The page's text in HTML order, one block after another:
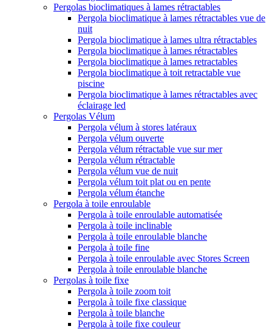
Pergolas bioclimatiques à lames rétractables
Pergola bioclimatique à lames rétractables vue de
nuit
Pergola bioclimatique à lames ultra rétractables
Pergola bioclimatique à lames rétractables
Pergola bioclimatique à lames retractables
Pergola bioclimatique à toit retractable vue
piscine
Pergola bioclimatique à lames rétractables avec
éclairage led
Pergolas Vélum
Pergola vélum à stores latéraux
Pergola vélum ouverte
Pergola vélum rétractable vue sur mer
Pergola vélum rétractable
Pergola vélum vue de nuit
Pergola vélum toit plat ou en pente
Pergola vélum étanche
Pergola à toile enroulable
Pergola à toile enroulable automatisée
Pergola à toile inclinable
Pergola à toile enroulable blanche
Pergola à toile fine
Pergola à toile enroulable avec Stores Screen
Pergola à toile enroulable blanche
Pergolas à toile fixe
Pergola à toile zoom toit
Pergola à toile fixe classique
Pergola à toile blanche
Pergola à toile fixe couleur